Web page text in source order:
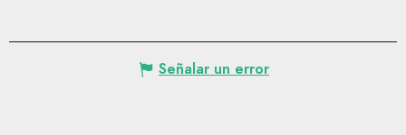
Señalar un error